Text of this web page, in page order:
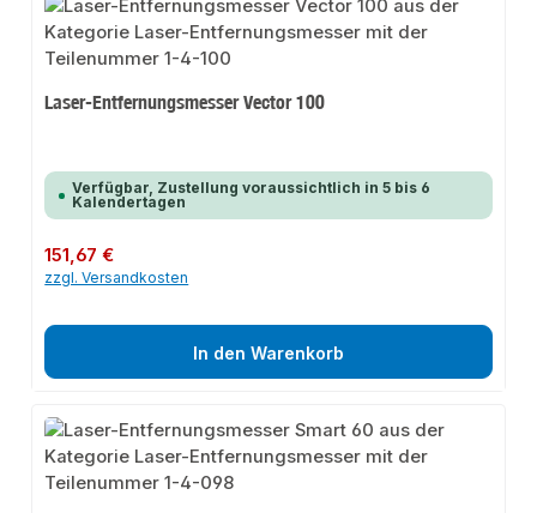
Laser-Entfernungsmesser Vector 100
Verfügbar, Zustellung voraussichtlich in 5 bis 6
Kalendertagen
Regulärer Preis:
151,67 €
zzgl. Versandkosten
In den Warenkorb